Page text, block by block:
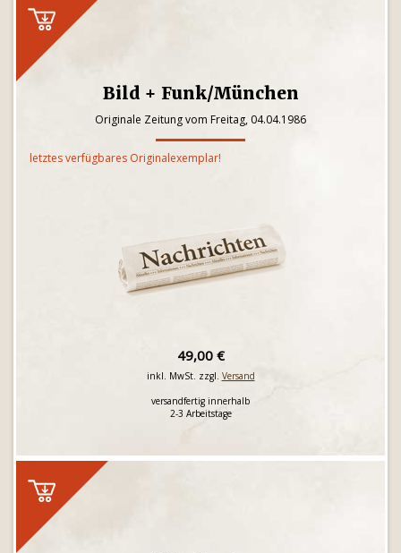
Bild + Funk/München
Originale Zeitung vom Freitag, 04.04.1986
letztes verfügbares Originalexemplar!
49,00 €
inkl. MwSt. zzgl. Versand
versandfertig innerhalb
2-3 Arbeitstage